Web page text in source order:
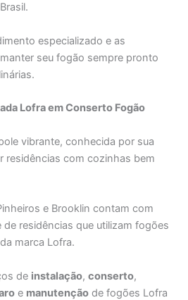
especializado e as
seu fogão sempre pronto
Lofra em Conserto Fogão
vibrante, conhecida por sua
residências com cozinhas bem
e Brooklin contam com
residências que utilizam fogões
marca Lofra.
de instalação,conserto,
e manutenção de fogões Lofra